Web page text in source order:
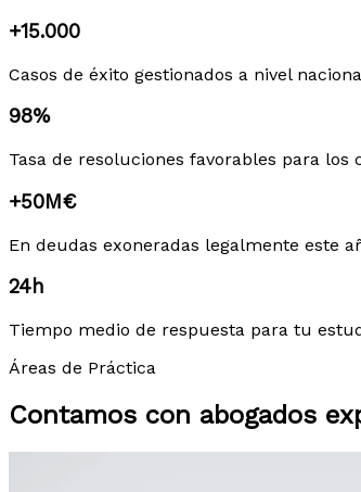
+15.000
Casos de éxito gestionados a nivel
98%
Tasa de resoluciones favorables para
+50M€
En deudas exoneradas legalmente este
24h
Tiempo medio de respuesta para tu
Áreas de Práctica
Contamos con abogados